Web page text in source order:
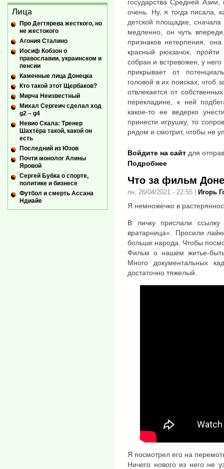
государства Средней
очень. Ну, я тогда писала,
детской площадке,
медленно, он чуть
признаков нетерпения,
красный рюкзачок,
собран и встревожен, у
прикрывает от
головой в их поисках,
отвлекается от
перекладине, к ней
какое-то ее ведерко
принести игрушку, то
рядом и смотрит, чтобы не
Войдите на сайт для
Подробнее
Что за фильм
пн, 26/04/2021 - 22:55 | Игорь
Я немножечко в
В личку прислали
вратарница». Просили
больше народа. Чтобы
Фильм о нашем житье-
Много документальных
достаточно тяжелый.
Я посмотрел его на
Ничего нового из него не
Лица
Про Дегтярева жесткого, но
не жестокого
Агония Сталино
Иосиф Кобзон о
православии, украинском и
пенсии
Каменные лица Донецка
Кто такой этот Щербаков?
Мирча Неизвестный
Михал Сергеич сделал ход
g2 – g4
Невио Скала: Тренер
Шахтёра такой, какой он
есть
Последний из Юзов
Почти монолог Алины
Яровой
Сергей Бубка о спорте,
политике и бизнесе
Футбол и смерть Ассана
Ндиайе